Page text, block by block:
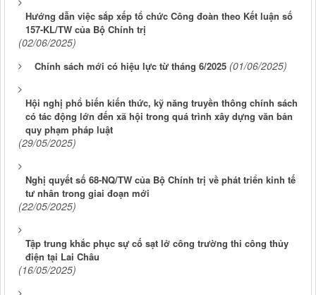
Hướng dẫn việc sắp xếp tổ chức Công đoàn theo Kết luận số
157-KL/TW của Bộ Chính trị
(02/06/2025)
Chính sách mới có hiệu lực từ tháng 6/2025 (01/06/2025)
Hội nghị phổ biến kiến thức, kỹ năng truyền thông chính sách
có tác động lớn đến xã hội trong quá trình xây dựng văn bản
quy phạm pháp luật
(29/05/2025)
Nghị quyết số 68-NQ/TW của Bộ Chính trị về phát triển kinh tế
tư nhân trong giai đoạn mới
(22/05/2025)
Tập trung khắc phục sự cố sạt lở công trường thi công thủy
điện tại Lai Châu
(16/05/2025)